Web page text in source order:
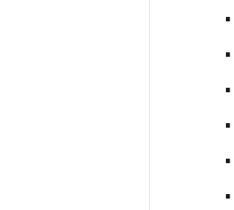
•
•
•
•
•
•